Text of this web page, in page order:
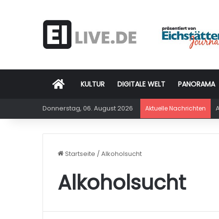
Startseite
KULTUR DIGITALE WELT PANORAMA
Donnerstag, 06. August 2026 Aktuelle Nachrichten
Startseite /Alkoholsucht
Alkoholsucht